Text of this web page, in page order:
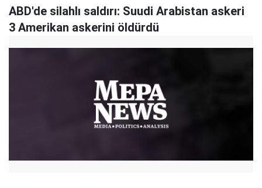
ABD'de silahlı saldırı: Suudi Arabistan askeri
3 Amerikan askerini öldürdü